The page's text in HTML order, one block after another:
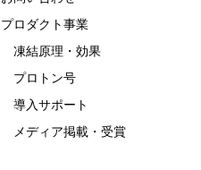
プロダクト事業
凍結原理・効果
プロトン号
導入サポート
メディア掲載・受賞